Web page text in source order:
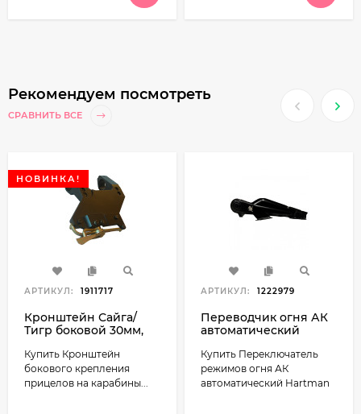
Рекомендуем посмотреть
СРАВНИТЬ ВСЕ
НОВИНКА!
АРТИКУЛ: 1911717
Кронштейн Сайга/
Тигр боковой 30мм,
(НПЗ)
Купить Кронштейн
бокового крепления
прицелов на карабины...
АРТИКУЛ: 1222979
Переводчик огня АК
автоматический
Купить Переключатель
режимов огня АК
автоматический Hartman